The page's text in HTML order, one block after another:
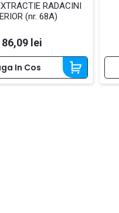
RADACINI
(nr. 68A)
Pret
86,09 lei
In Cos